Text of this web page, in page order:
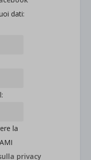
dati:
la
privacy